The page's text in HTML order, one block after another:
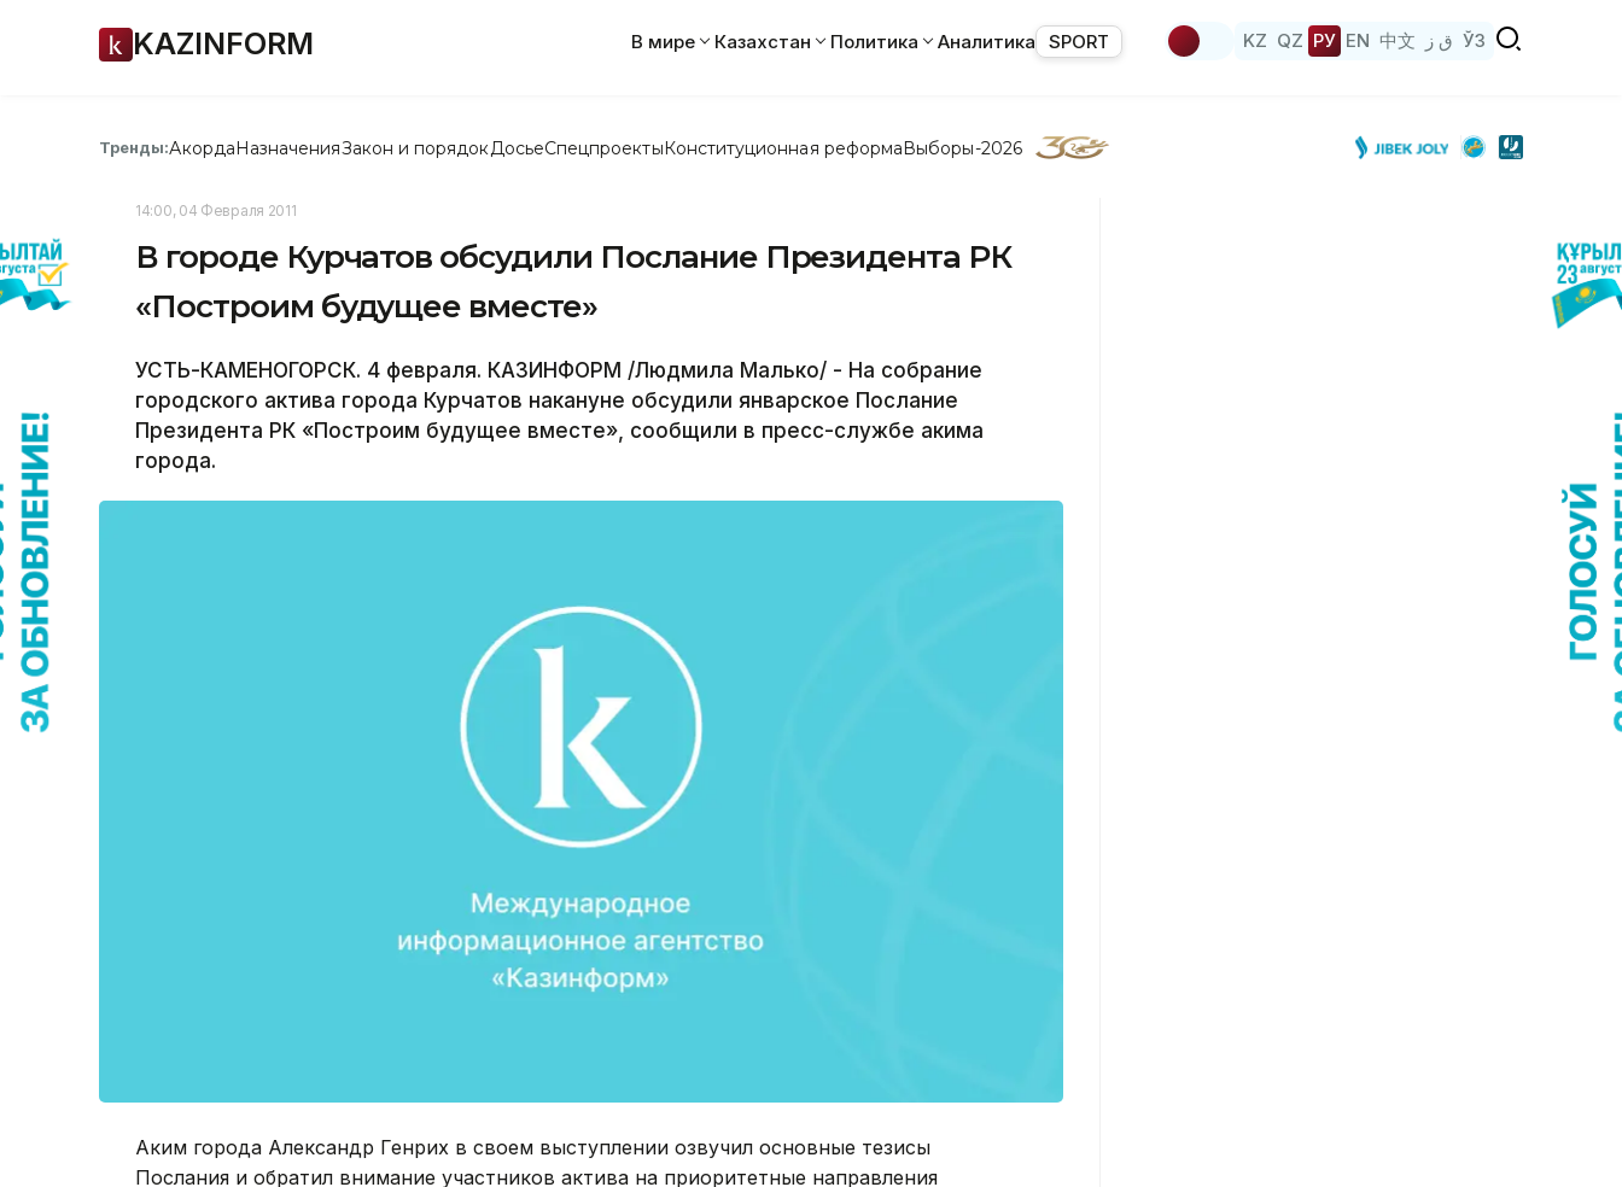
KAZINFORM В мире Казахстан Политика Аналитика SPORT KZ QZ РУ EN 中文 ق ز ЎЗ
Тренды:АкордаНазначенияЗакон и порядок ДосьеСпецпроектыКонституционная реформаВыборы-2026
14:00, 04 Февраля 2011
В городе Курчатов обсудили Послание Президента РК
«Построим будущее вместе»
УСТЬ-КАМЕНОГОРСК. 4 февраля. КАЗИНФОРМ /Людмила Малько/ - На собрание
городского актива города Курчатов накануне обсудили январское Послание
Президента РК «Построим будущее вместе», сообщили в пресс-службе акима
города.
Аким города Александр Генрих в своем выступлении озвучил основные тезисы
Послания и обратил внимание участников актива на приоритетные направления